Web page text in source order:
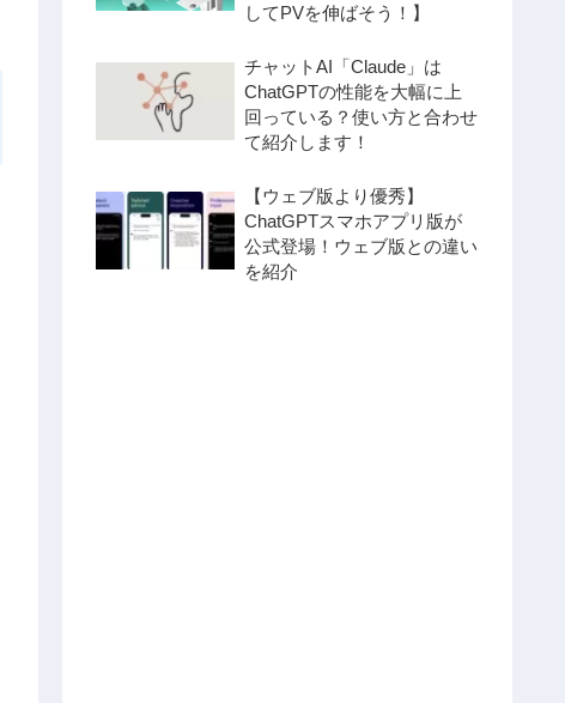
してPVを伸ばそう！】
チャットAI「Claude」は
ChatGPTの性能を大幅に上
回っている？使い方と合わせ
て紹介します！
【ウェブ版より優秀】
ChatGPTスマホアプリ版が
公式登場！ウェブ版との違い
を紹介